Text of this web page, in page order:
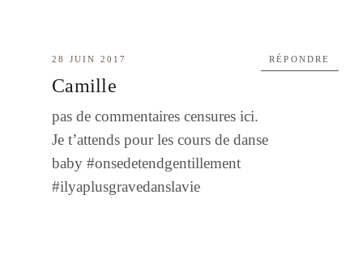
28 JUIN 2017
Camille
pas de commentaires censures ici.
Je t’attends pour les cours de danse
baby #onsedetendgentillement
#ilyaplusgravedanslavie
RÉPONDRE